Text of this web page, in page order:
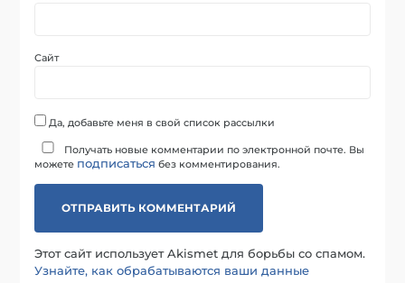
Сайт
Да, добавьте меня в свой список рассылки
Получать новые комментарии по электронной почте. Вы
можете подписаться без комментирования.
Этот сайт использует Akismet для борьбы со спамом.
Узнайте, как обрабатываются ваши данные